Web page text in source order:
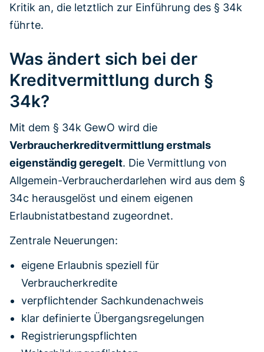
Kritik an, die letztlich zur Einführung des § 34k
führte.
Was ändert sich bei der
Kreditvermittlung durch §
34k?
Mit dem § 34k GewO wird die
Verbraucherkreditvermittlung erstmals
eigenständig geregelt. Die Vermittlung von
Allgemein-Verbraucherdarlehen wird aus dem §
34c herausgelöst und einem eigenen
Erlaubnistatbestand zugeordnet.
Zentrale Neuerungen:
eigene Erlaubnis speziell für
Verbraucherkredite
verpflichtender Sachkundenachweis
klar definierte Übergangsregelungen
Registrierungspflichten